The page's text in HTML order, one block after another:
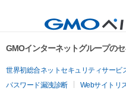
GMOインターネットグループの
世界初総合ネットセキュリティサービ
パスワード漏洩診断
Webサイトリ